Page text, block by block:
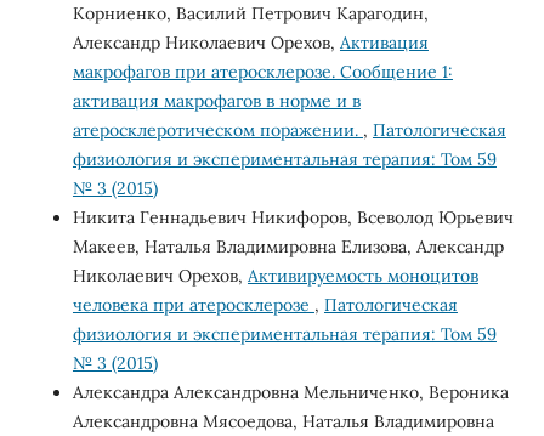
Корниенко, Василий Петрович Карагодин,
Александр Николаевич Орехов, Активация
макрофагов при атеросклерозе. Сообщение 1:
активация макрофагов в норме и в
атеросклеротическом поражении. , Патологическая
физиология и экспериментальная терапия: Том 59
№ 3 (2015)
Никита Геннадьевич Никифоров, Всеволод Юрьевич
Макеев, Наталья Владимировна Елизова, Александр
Николаевич Орехов, Активируемость моноцитов
человека при атеросклерозе , Патологическая
физиология и экспериментальная терапия: Том 59
№ 3 (2015)
Александра Александровна Мельниченко, Вероника
Александровна Мясоедова, Наталья Владимировна